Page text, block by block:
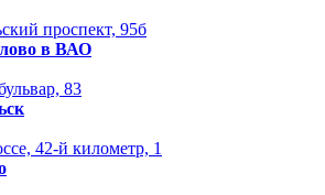
проспект, 95б
в ВАО
83
42-й километр, 1